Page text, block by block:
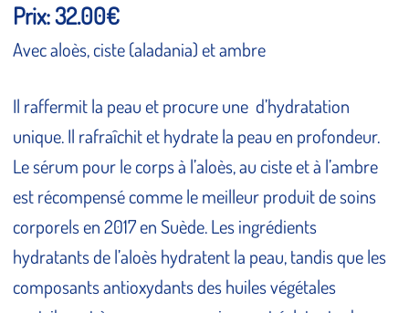
Prix: 32.00€
Avec aloès, ciste (aladania) et ambre
Il raffermit la peau et procure une d’hydratation
unique. Il rafraîchit et hydrate la peau en profondeur.
Le sérum pour le corps à l’aloès, au ciste et à l’ambre
est récompensé comme le meilleur produit de soins
corporels en 2017 en Suède. Les ingrédients
hydratants de l’aloès hydratent la peau, tandis que les
composants antioxydants des huiles végétales